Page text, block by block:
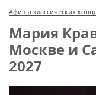
8 (499) 923-22-78
Афиша классических
Мария
Москве и
2027